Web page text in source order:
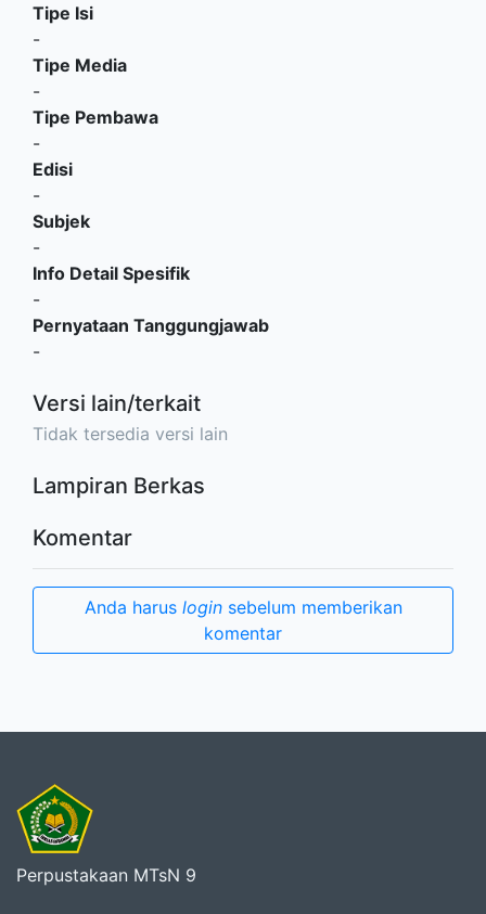
Tipe Isi
-
Tipe Media
-
Tipe Pembawa
-
Edisi
-
Subjek
-
Info Detail Spesifik
-
Pernyataan Tanggungjawab
-
Versi lain/terkait
Tidak tersedia versi lain
Lampiran Berkas
Komentar
Anda harus loginsebelum memberikan
komentar
Perpustakaan MTsN 9